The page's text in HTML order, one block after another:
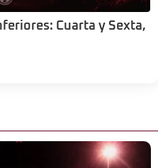
Cuarta y Sexta,